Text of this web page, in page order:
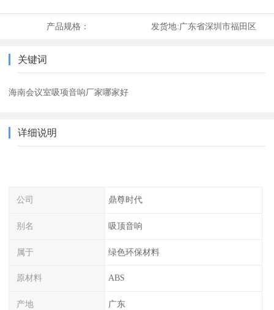
产品规格： 发货地:广东省深圳市福田区
关键词
海南会议室吸项音响厂家哪家好
详细说明
公司 鼎尊时代
别名 吸顶音响
属于 绿色环保材料
原材料 ABS
产地 广东